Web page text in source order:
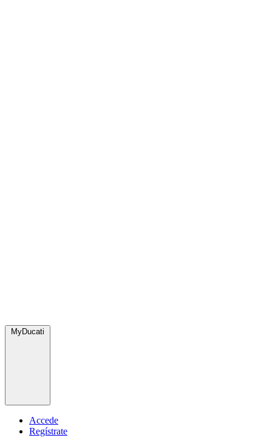
MyDucati
Accede
Regístrate